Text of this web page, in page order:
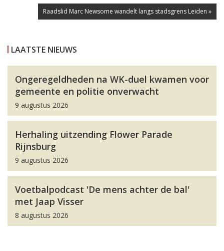
Raadslid Marc Newsome wandelt langs stadsgrens Leiden »
LAATSTE NIEUWS
Ongeregeldheden na WK-duel kwamen voor
gemeente en politie onverwacht
9 augustus 2026
Herhaling uitzending Flower Parade
Rijnsburg
9 augustus 2026
Voetbalpodcast 'De mens achter de bal'
met Jaap Visser
8 augustus 2026